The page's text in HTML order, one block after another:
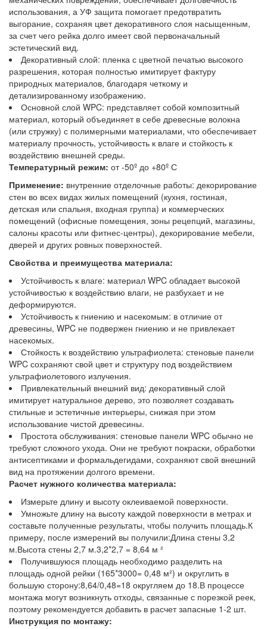
использования, а УФ защита помогает предотвратить
выгорание, сохраняя цвет декоративного слоя насыщенным,
за счет чего рейка долго имеет свой первоначальный
эстетический вид.
Декоративный слой: пленка с цветной печатью высокого
разрешения, которая полностью имитирует фактуру
природных материалов, благодаря четкому и
детализированному изображению.
Основной слой WPC: представляет собой композитный
материал, который объединяет в себе древесные волокна
(или стружку) с полимерными материалами, что обеспечивает
материалу прочность, устойчивость к влаге и стойкость к
воздействию внешней среды.
Температурный режим: от -50º до +80º С
Применение: внутренние отделочные работы: декорирование
стен во всех видах жилых помещений (кухня, гостиная,
детская или спальня, входная группа) и коммерческих
помещений (офисные помещения, зоны рецепций, магазины,
салоны красоты или фитнес-центры), декорирование мебели,
дверей и других ровных поверхностей.
Свойства и преимущества материала:
Устойчивость к влаге: материал WPC обладает высокой
устойчивостью к воздействию влаги, не разбухает и не
деформируются.
Устойчивость к гниению и насекомым: в отличие от
древесины, WPC не подвержен гниению и не привлекает
насекомых.
Стойкость к воздействию ультрафиолета: стеновые панели
WPC сохраняют свой цвет и структуру под воздействием
ультрафиолетового излучения.
Привлекательный внешний вид: декоративный слой
имитирует натуральное дерево, это позволяет создавать
стильные и эстетичные интерьеры, снижая при этом
использование чистой древесины.
Простота обслуживания: стеновые панели WPC обычно не
требуют сложного ухода. Они не требуют покраски, обработки
антисептиками и формальдегидами, сохраняют свой внешний
вид на протяжении долгого времени.
Расчет нужного количества материала:
Измерьте длину и высоту оклеиваемой поверхности.
Умножьте длину на высоту каждой поверхности в метрах и
составьте полученные результаты, чтобы получить площадь.К
примеру, после измерений вы получили:Длина стены 3,2
м.Высота стены 2,7 м.3,2*2,7 = 8,64 м ²
Получившуюся площадь необходимо разделить на
площадь одной рейки (165*3000= 0,48 м²) и округлить в
большую сторону:8,64/0,48=18 округляем до 18.В процессе
монтажа могут возникнуть отходы, связанные с порезкой реек,
поэтому рекомендуется добавить в расчет запасные 1-2 шт.
Инструкция по монтажу: